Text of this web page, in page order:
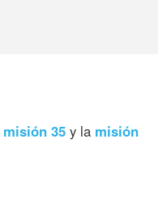
misión 35 y la misión